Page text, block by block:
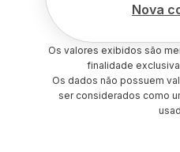
Nova
Os valores exibidos são
finalidade
Os dados não possuem
ser considerados como